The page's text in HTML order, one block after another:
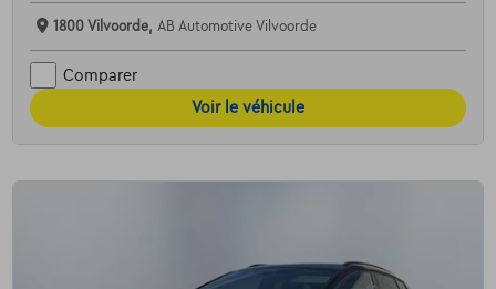
1800 Vilvoorde, AB Automotive Vilvoorde
Comparer
Voir le véhicule